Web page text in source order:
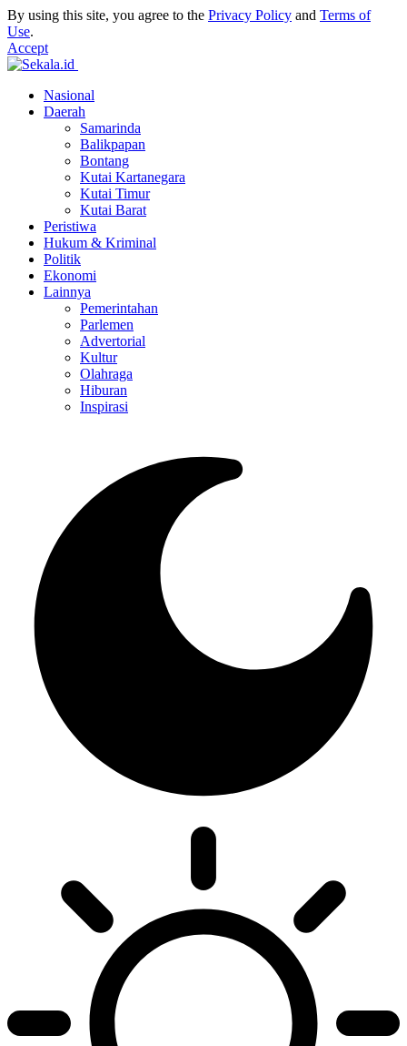
By using this site, you agree to the Privacy Policy and Terms of
Use.
Accept
Nasional
Daerah
Samarinda
Balikpapan
Bontang
Kutai Kartanegara
Kutai Timur
Kutai Barat
Peristiwa
Hukum & Kriminal
Politik
Ekonomi
Lainnya
Pemerintahan
Parlemen
Advertorial
Kultur
Olahraga
Hiburan
Inspirasi